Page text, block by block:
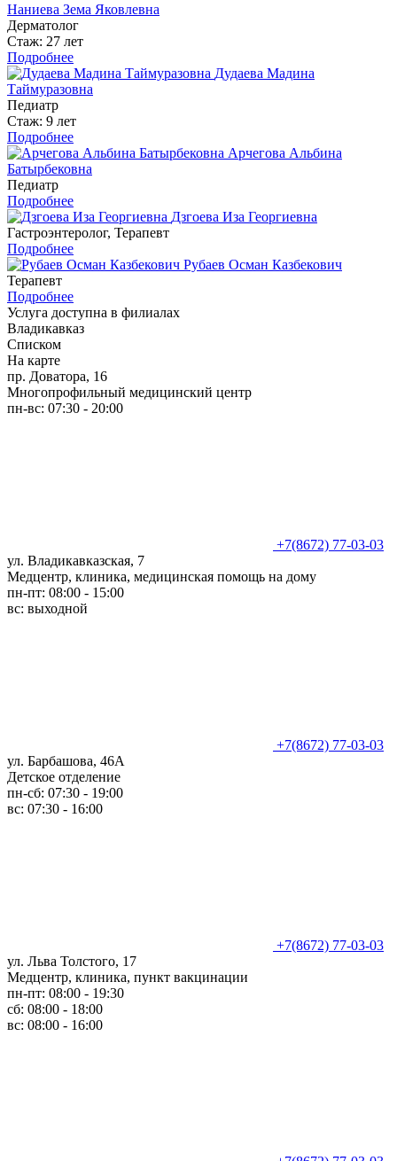
Наниева Зема Яковлевна
Дерматолог
Стаж: 27 лет
Подробнее
Дудаева Мадина
Таймуразовна
Педиатр
Стаж: 9 лет
Подробнее
Арчегова Альбина
Батырбековна
Педиатр
Подробнее
Дзгоева Иза Георгиевна
Гастроэнтеролог, Терапевт
Подробнее
Рубаев Осман Казбекович
Терапевт
Подробнее
Услуга доступна в филиалах
Владикавказ
Списком
На карте
пр. Доватора, 16
Многопрофильный медицинский центр
пн-вс: 07:30 - 20:00
+7(8672) 77-03-03
ул. Владикавказская, 7
Медцентр, клиника, медицинская помощь на дому
пн-пт: 08:00 - 15:00
вс: выходной
+7(8672) 77-03-03
ул. Барбашова, 46А
Детское отделение
пн-сб: 07:30 - 19:00
вс: 07:30 - 16:00
+7(8672) 77-03-03
ул. Льва Толстого, 17
Медцентр, клиника, пункт вакцинации
пн-пт: 08:00 - 19:30
сб: 08:00 - 18:00
вс: 08:00 - 16:00